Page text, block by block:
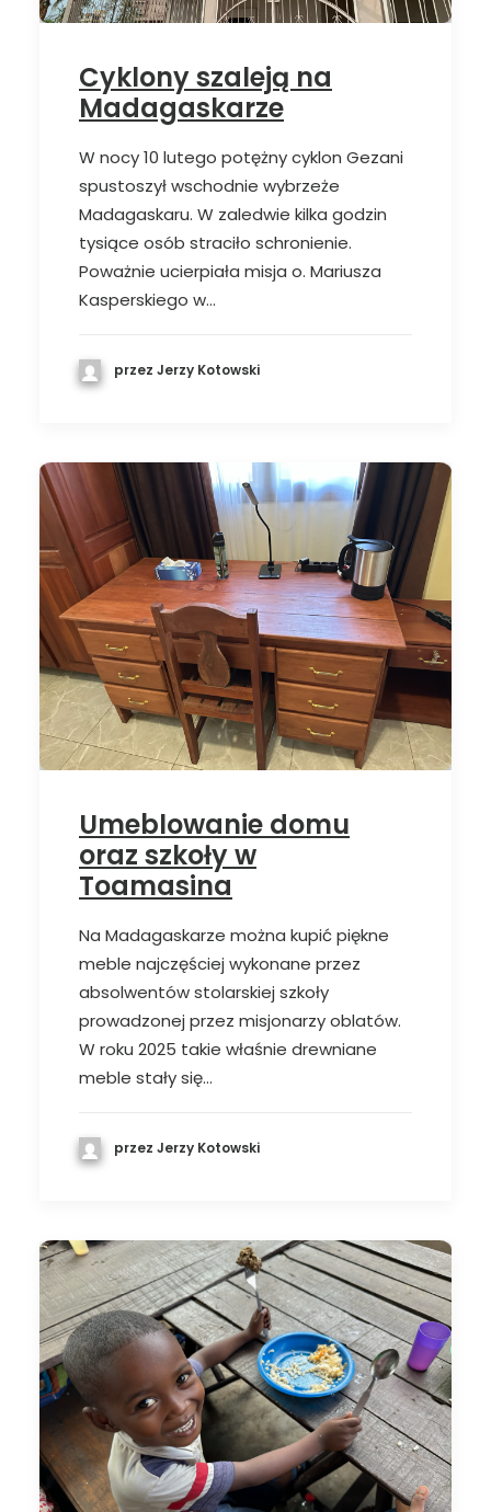
Cyklony szaleją na
Madagaskarze
W nocy 10 lutego potężny cyklon Gezani
spustoszył wschodnie wybrzeże
Madagaskaru. W zaledwie kilka godzin
tysiące osób straciło schronienie.
Poważnie ucierpiała misja o. Mariusza
Kasperskiego w…
przez Jerzy Kotowski
Umeblowanie domu
oraz szkoły w
Toamasina
Na Madagaskarze można kupić piękne
meble najczęściej wykonane przez
absolwentów stolarskiej szkoły
prowadzonej przez misjonarzy oblatów.
W roku 2025 takie właśnie drewniane
meble stały się…
przez Jerzy Kotowski